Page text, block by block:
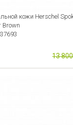
кожи Herschel
Brown
13